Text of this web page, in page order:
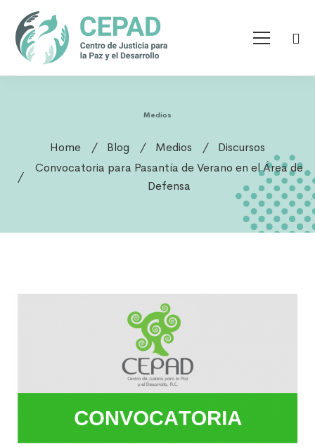
Medios
Home Blog Medios
Discursos
Convocatoria para Pasantía de Verano en el Área de
Defensa
Convocatoria
Pasantía